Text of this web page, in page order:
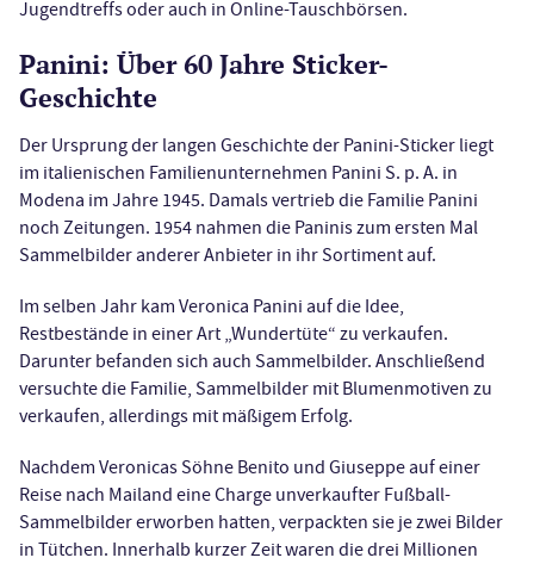
Jugendtreffs oder auch in Online-Tauschbörsen.
Panini: Über 60 Jahre Sticker-
Geschichte
Der Ursprung der langen Geschichte der Panini-Sticker liegt
im italienischen Familienunternehmen Panini S. p. A. in
Modena im Jahre 1945. Damals vertrieb die Familie Panini
noch Zeitungen. 1954 nahmen die Paninis zum ersten Mal
Sammelbilder anderer Anbieter in ihr Sortiment auf.
Im selben Jahr kam Veronica Panini auf die Idee,
Restbestände in einer Art „Wundertüte“ zu verkaufen.
Darunter befanden sich auch Sammelbilder. Anschließend
versuchte die Familie, Sammelbilder mit Blumenmotiven zu
verkaufen, allerdings mit mäßigem Erfolg.
Nachdem Veronicas Söhne Benito und Giuseppe auf einer
Reise nach Mailand eine Charge unverkaufter Fußball-
Sammelbilder erworben hatten, verpackten sie je zwei Bilder
in Tütchen. Innerhalb kurzer Zeit waren die drei Millionen